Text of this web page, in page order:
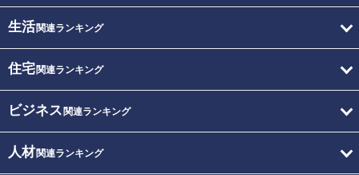
生活関連ランキング
住宅関連ランキング
ビジネス 関連ランキング
人材関連ランキング